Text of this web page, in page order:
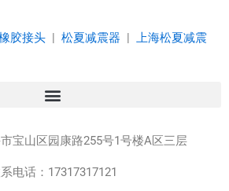
胶接头 | 松夏减震器 | 上海松夏减震
宝山区园康路255号1号楼A区三层
电话：17317317121